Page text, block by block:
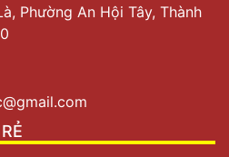
Phường An Hội Tây, Thành